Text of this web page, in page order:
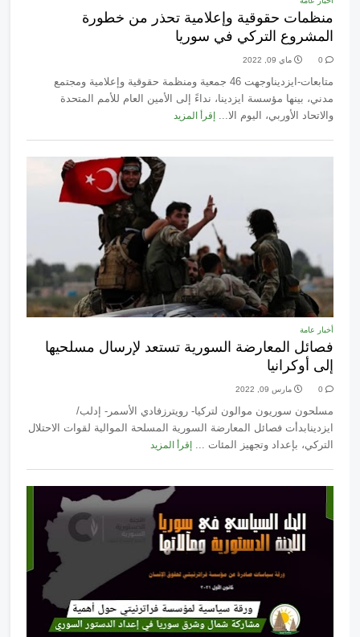
منظمات حقوقية وإعلامية تحذر من خطورة
المشروع التركي في سوريا
0 ماي 09, 2022
متابعات-ايزديناوجهت 46 جمعية ومنظمة حقوقية وإعلامية ومجتمع
مدني، بينها مؤسسة ايزدينا، نداءً إلى الأمين العام للأمم المتحدة
والاتحاد الأوربي، اليوم الا...
إقرأ المزيد
أخبار عامة
فصائل المعارضة السورية تستعد لإرسال مسلحيها
إلى أوكرانيا
0 مارس 09, 2022
مسلحون سوريون موالون لتركيا- رويترزفادي الأسمر- إدلب/
ايزدينابدأت فصائل المعارضة السورية المسلحة الموالية لقوات الاحتلال
التركي، بإعداد وتجهيز المئات ...
إقرأ المزيد